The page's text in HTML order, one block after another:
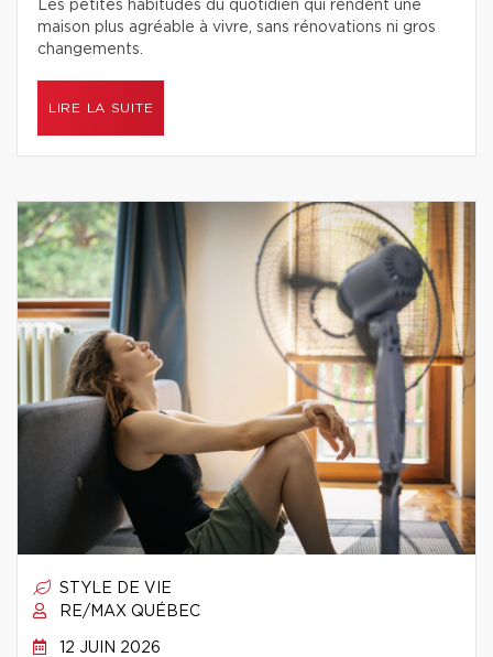
Les petites habitudes du quotidien qui rendent une
maison plus agréable à vivre, sans rénovations ni gros
changements.
LIRE LA SUITE
STYLE DE VIE
RE/MAX QUÉBEC
12 JUIN 2026